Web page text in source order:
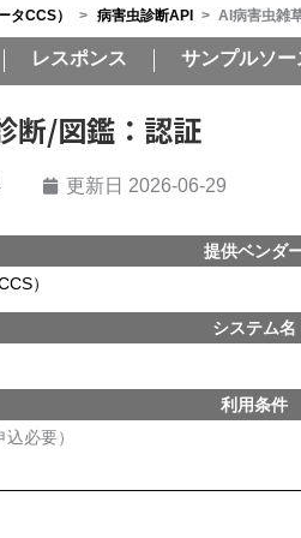
タCCS） > 病害虫診断API > AI病害虫雑
レスポンス サンプルソ
断/図鑑：認証
更新日 2026-06-29
提供ベンダ
）
システム名
利用条件
必要）